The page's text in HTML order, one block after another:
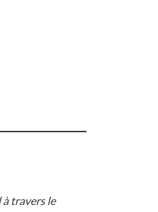
à travers le